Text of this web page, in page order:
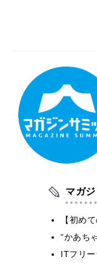
マガ
【初め
“かあち
ITフリ